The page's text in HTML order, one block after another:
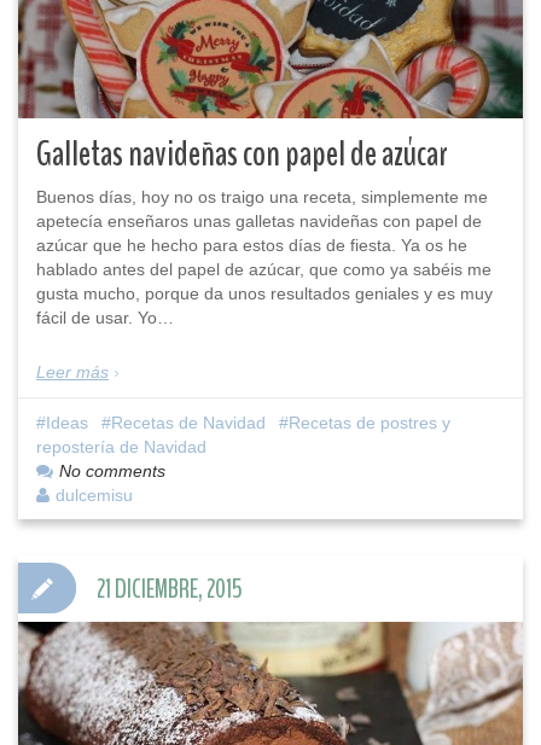
Galletas navideñas con papel de azúcar
Buenos días, hoy no os traigo una receta, simplemente me
apetecía enseñaros unas galletas navideñas con papel de
azúcar que he hecho para estos días de fiesta. Ya os he
hablado antes del papel de azúcar, que como ya sabéis me
gusta mucho, porque da unos resultados geniales y es muy
fácil de usar. Yo…
Leer más
Ideas Recetas de Navidad
Recetas de postres y
repostería de Navidad
No comments
dulcemisu
21 DICIEMBRE, 2015